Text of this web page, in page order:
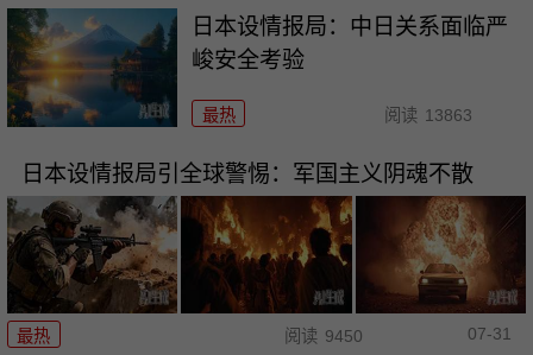
日本设情报局：中日关系面临严
峻安全考验
最热 阅读 13863
日本设情报局引全球警惕：军国主义阴魂不散
最热 阅读 9450 07-31